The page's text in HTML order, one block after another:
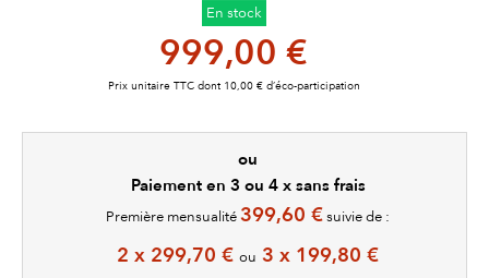
En stock
999,00 €
Prix unitaire TTC dont 10,00 € d’éco-participation
ou
Paiement en 3 ou 4 x sans frais
Première mensualité 399,60 € suivie de :
2 x 299,70 € ou 3 x 199,80 €